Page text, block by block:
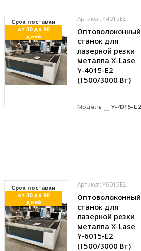
Cрок поставки
от 30 до 90
дней
Артикул: Y4015E2
Оптоволоконный
станок для
лазерной резки
металла X-Lase
Y-4015-E2
(1500/3000 Вт)
Модель Y-4015-E2
Cрок поставки
от 30 до 90
дней
Артикул: Y6015E2
Оптоволоконный
станок для
лазерной резки
металла X-Lase
Y-6015-E2
(1500/3000 Вт)